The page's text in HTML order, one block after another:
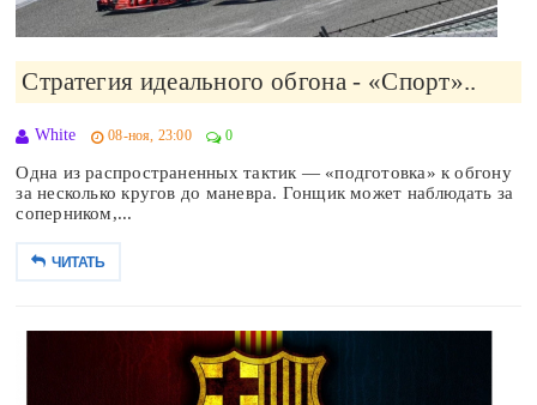
Стратегия идеального обгона - «Спорт»..
White 08-ноя, 23:00 0
Одна из распространенных тактик — «подготовка» к обгону
за несколько кругов до маневра. Гонщик может наблюдать за
соперником,...
ЧИТАТЬ